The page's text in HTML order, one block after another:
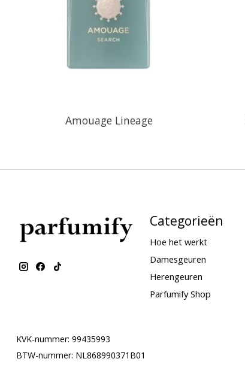
Amouage Lineage
Categorieën
Hoe het werkt
Damesgeuren
Herengeuren
Parfumify Shop
KVK-nummer: 99435993
BTW-nummer: NL868990371B01